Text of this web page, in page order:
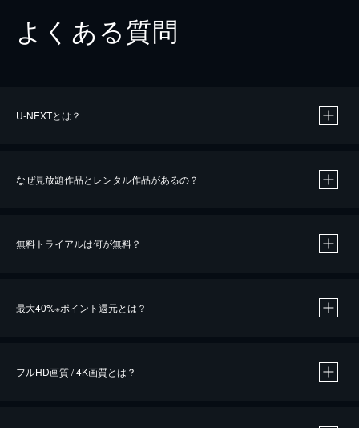
よくある質問
U-NEXTとは？
なぜ見放題作品とレンタル作品があるの？
無料トライアルは何が無料？
最大40%※ポイント還元とは？
フルHD画質 / 4K画質とは？